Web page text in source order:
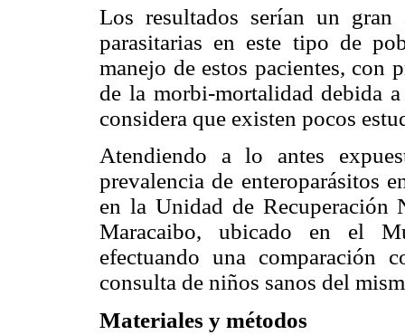
Los resultados serían un
parasitarias en este tipo de
manejo de estos pacientes, con
de la morbi-mortalidad debida
considera que existen pocos
Atendiendo a lo antes
prevalencia de enteroparásitos
en la Unidad de
Maracaibo, ubicado en el
efectuando una comparación
consulta de niños sanos del
Materiales y métodos